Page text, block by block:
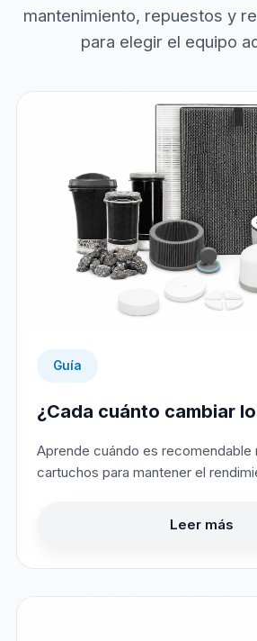
mantenimiento, repuestos y
para elegir el equipo
Guía
¿Cada cuánto cambiar
Aprende cuándo es recomendable
cartuchos para mantener el
Leer más